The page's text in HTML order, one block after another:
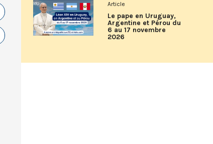
Article
Le pape en Uruguay,
Argentine et Pérou du
6 au 17 novembre
2026